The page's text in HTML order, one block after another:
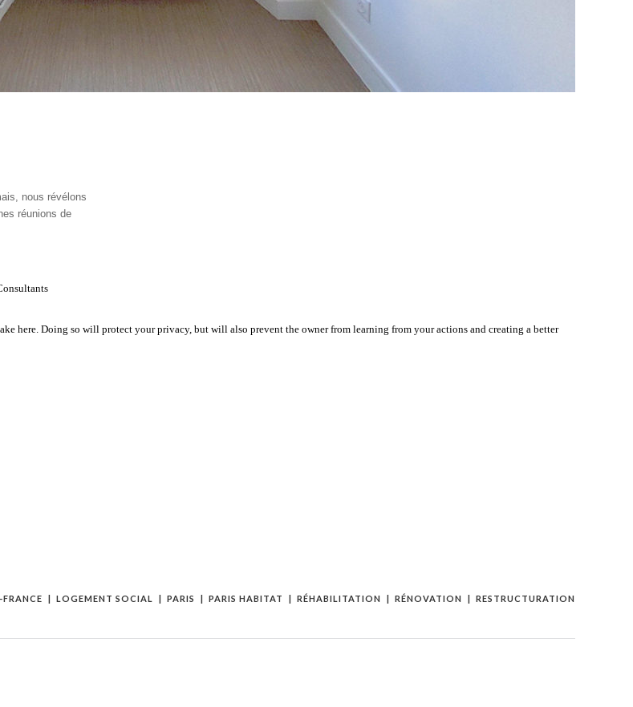
nous révélons
réunions de
here. Doing so will protect your privacy, but will also prevent the owner from learning from your actions and creating a better
LOGEMENT SOCIAL PARIS PARIS HABITAT RÉHABILITATION RÉNOVATION RESTRUCTURATION